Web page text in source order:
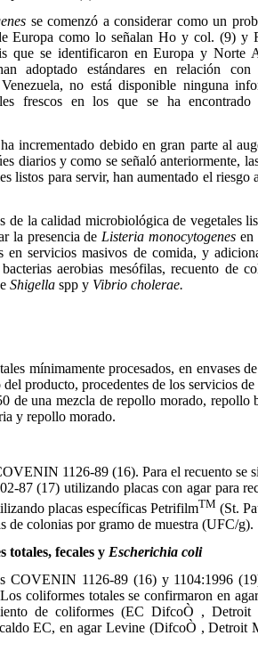
se comenzó a considerar como un
Europa como lo señalan Ho y col. (9) y
que se identificaron en Europa y Norte
adoptado estándares en relación con
no está disponible ninguna
frescos en los que se ha encontrado
incrementado debido en gran parte al
diarios y como se señaló anteriormente,
listos para servir, han aumentado el riesgo
de la calidad microbiológica de vegetales
la presencia deListeria monocytogenes en
en servicios masivos de comida, y
aerobias mesófilas, recuento de
Shigella spp y Vibrio cholerae.
mínimamente procesados, en envases
producto, procedentes de los servicios de
de una mezcla de repollo morado, repollo
y repollo morado.
1126-89 (16). Para el recuento se
87 (17) utilizando placas con agar para
placas específicas PetrifilmTM (St.
de colonias por gramo de muestra (UFC/g).
fecales y Escherichia coli
COVENIN 1126-89 (16) y 1104:1996
coliformes totales se confirmaron en
de coliformes (EC DifcoÒ ,
EC, en agar Levine (DifcoÒ , Detroit